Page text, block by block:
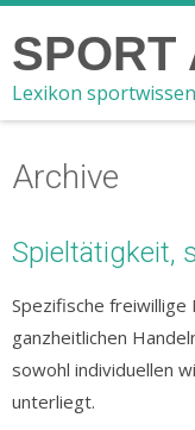
SPORT
Lexikon
Archive
Spieltätigkeit,
Spezifische freiwillige
ganzheitlichen
sowohl individuellen
unterliegt.